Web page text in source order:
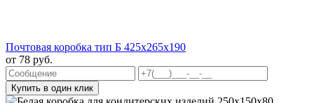
Почтовая коробка тип Б 425х265х190
от 78 руб.
Купить в один клик